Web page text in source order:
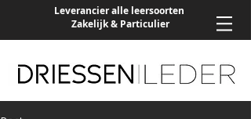
Leverancier alle leersoorten
Zakelijk & Particulier